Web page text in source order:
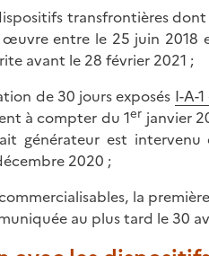
transfrontières
entre le 25 juin 2018
avant le 28 février 2021 ;
de 30 jours exposés I-A-
à compter du 1er janvier
générateur est intervenu
2020 ;
la
au plus tard le 30